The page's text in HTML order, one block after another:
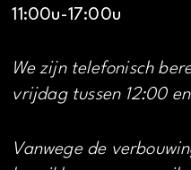
11:00u-17:00u
We zijn telefonisch
vrijdag tussen 12:00
Vanwege de